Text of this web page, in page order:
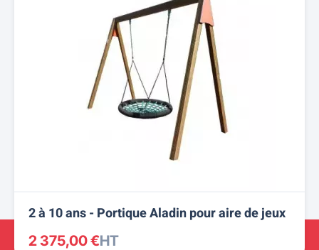
2 à 10 ans - Portique Aladin pour aire de jeux
2 375,00 €HT